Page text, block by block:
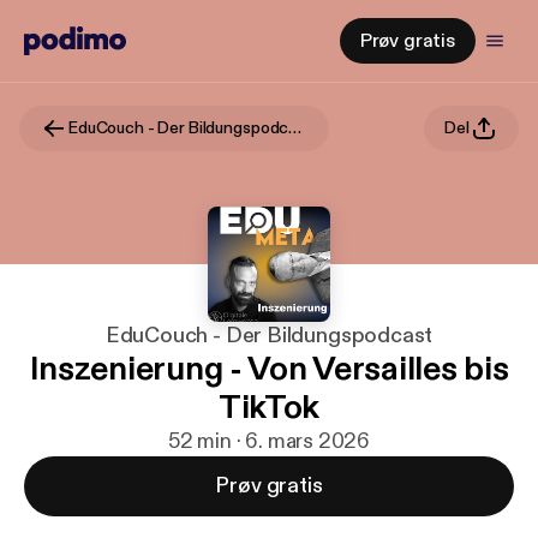
Prøv gratis
EduCouch - Der Bildungspodcast Del
EduCouch - Der Bildungspodcast
Inszenierung - Von Versailles bis
TikTok
52 min · 6. mars 2026
Prøv gratis